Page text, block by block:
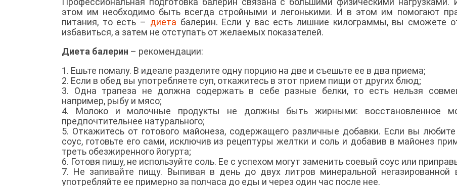
этом им необходимо быть всегда стройными и легонькими. И в этом им помогают
питания, то есть – диета балерин. Если у вас есть лишние килограммы, вы сможете
избавиться, а затем не отступать от желаемых показателей.
Диета балерин – рекомендации:
1. Ешьте помалу. В идеале разделите одну порцию на две и съешьте ее в два приема;
2. Если в обед вы употребляете суп, откажитесь в этот прием пищи от других блюд;
3. Одна трапеза не должна содержать в себе разные белки, то есть нельзя
например, рыбу и мясо;
4. Молоко и молочные продукты не должны быть жирными: восстановленное
предпочтительнее натурального;
5. Откажитесь от готового майонеза, содержащего различные добавки. Если вы
соус, готовьте его сами, исключив из рецептуры желтки и соль и добавив в майонез
треть обезжиренного йогурта;
6. Готовя пишу, не используйте соль. Ее с успехом могут заменить соевый соус или
7. Не запивайте пищу. Выпивая в день до двух литров минеральной негазированной
употребляйте ее примерно за полчаса до еды и через один час после нее.